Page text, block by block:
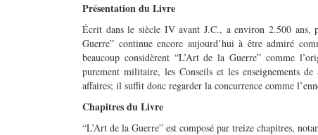
Présentation du Livre
Écrit dans le siècle IV avant J.C., a environ 2.500
Guerre” continue encore aujourd’hui à être admiré
beaucoup considèrent “L’Art de la Guerre” comme
purement militaire, les Conseils et les enseignements
affaires; il suffit donc regarder la concurrence comme
Chapitres du Livre
“L’Art de la Guerre” est composé par treize chapitres,